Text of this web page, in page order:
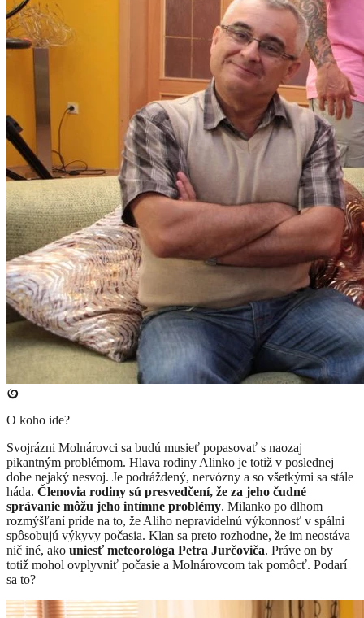
O koho ide?
Svojrázni Molnárovci sa budú musieť popasovať s naozaj
pikantným problémom. Hlava rodiny Alinko je totiž v poslednej
dobe nejaký nesvoj. Je podráždený, nervózny a so všetkými sa stále
háda. Členovia rodiny sú presvedčení, že za jeho čudné
správanie môžu jeho intímne problémy. Milanko po dlhom
rozmýšľaní príde na to, že Aliho nepravidelnú výkonnosť v spálni
spôsobujú výkyvy počasia. Klan sa preto rozhodne, že im neostáva
nič iné, ako uniesť meteorológa Petra Jurčoviča. Práve on by
totiž mohol ovplyvniť počasie a Molnárovcom tak pomôcť. Podarí
sa to?